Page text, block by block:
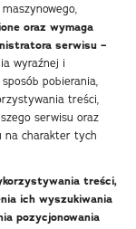
oraz wymaga
serwisu –
wyraźnej i
pobierania,
treści,
serwisu oraz
na charakter tych
treści,
ich wyszukiwania
pozycjonowania